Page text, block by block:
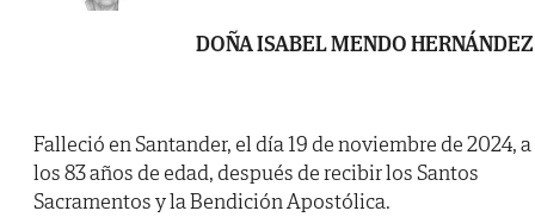
DOÑA ISABEL MENDO HERNÁNDEZ
Falleció en Santander, el día 19 de noviembre de 2024, a
los 83 años de edad, después de recibir los Santos
Sacramentos y la Bendición Apostólica.